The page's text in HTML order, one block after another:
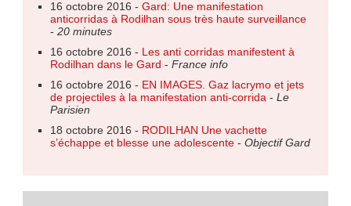
16 octobre 2016 - Gard: Une manifestation
anticorridas à Rodilhan sous très haute surveillance
- 20 minutes
16 octobre 2016 - Les anti corridas manifestent à
Rodilhan dans le Gard - France info
16 octobre 2016 - EN IMAGES. Gaz lacrymo et jets
de projectiles à la manifestation anti-corrida - Le
Parisien
18 octobre 2016 - RODILHAN Une vachette
s’échappe et blesse une adolescente- Objectif Gard